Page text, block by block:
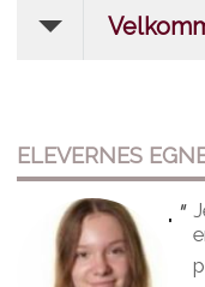
ELEVERNES
" "